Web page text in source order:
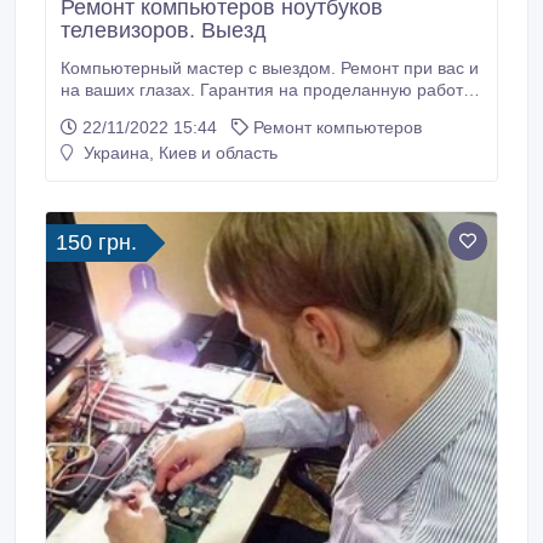
Ремонт компьютеров ноутбуков
телевизоров. Выезд
Компьютерный мастер с выездом. Ремонт при вас и
на ваших глазах. Гарантия на проделанную работу.
Стоимость ремонта называю сразу после
проведения диагностики. К каждому
22/11/2022 15:44
Ремонт компьютеров
Украина, Киев и область
150 грн.